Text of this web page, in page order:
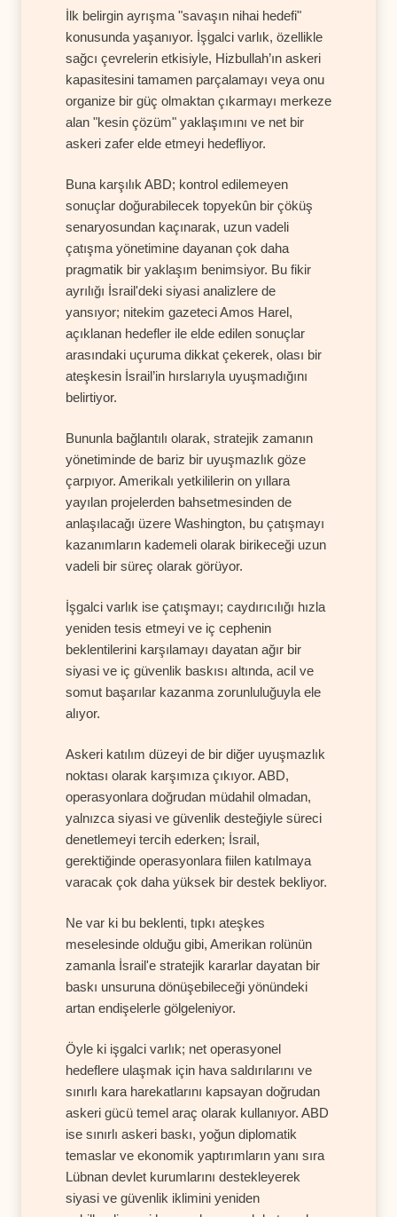
İlk belirgin ayrışma "savaşın nihai hedefi"
konusunda yaşanıyor. İşgalci varlık, özellikle
sağcı çevrelerin etkisiyle, Hizbullah’ın askeri
kapasitesini tamamen parçalamayı veya onu
organize bir güç olmaktan çıkarmayı merkeze
alan "kesin çözüm" yaklaşımını ve net bir
askeri zafer elde etmeyi hedefliyor.
Buna karşılık ABD; kontrol edilemeyen
sonuçlar doğurabilecek topyekûn bir çöküş
senaryosundan kaçınarak, uzun vadeli
çatışma yönetimine dayanan çok daha
pragmatik bir yaklaşım benimsiyor. Bu fikir
ayrılığı İsrail'deki siyasi analizlere de
yansıyor; nitekim gazeteci Amos Harel,
açıklanan hedefler ile elde edilen sonuçlar
arasındaki uçuruma dikkat çekerek, olası bir
ateşkesin İsrail’in hırslarıyla uyuşmadığını
belirtiyor.
Bununla bağlantılı olarak, stratejik zamanın
yönetiminde de bariz bir uyuşmazlık göze
çarpıyor. Amerikalı yetkililerin on yıllara
yayılan projelerden bahsetmesinden de
anlaşılacağı üzere Washington, bu çatışmayı
kazanımların kademeli olarak birikeceği uzun
vadeli bir süreç olarak görüyor.
İşgalci varlık ise çatışmayı; caydırıcılığı hızla
yeniden tesis etmeyi ve iç cephenin
beklentilerini karşılamayı dayatan ağır bir
siyasi ve iç güvenlik baskısı altında, acil ve
somut başarılar kazanma zorunluluğuyla ele
alıyor.
Askeri katılım düzeyi de bir diğer uyuşmazlık
noktası olarak karşımıza çıkıyor. ABD,
operasyonlara doğrudan müdahil olmadan,
yalnızca siyasi ve güvenlik desteğiyle süreci
denetlemeyi tercih ederken; İsrail,
gerektiğinde operasyonlara fiilen katılmaya
varacak çok daha yüksek bir destek bekliyor.
Ne var ki bu beklenti, tıpkı ateşkes
meselesinde olduğu gibi, Amerikan rolünün
zamanla İsrail'e stratejik kararlar dayatan bir
baskı unsuruna dönüşebileceği yönündeki
artan endişelerle gölgeleniyor.
Öyle ki işgalci varlık; net operasyonel
hedeflere ulaşmak için hava saldırılarını ve
sınırlı kara harekatlarını kapsayan doğrudan
askeri gücü temel araç olarak kullanıyor. ABD
ise sınırlı askeri baskı, yoğun diplomatik
temaslar ve ekonomik yaptırımların yanı sıra
Lübnan devlet kurumlarını destekleyerek
siyasi ve güvenlik iklimini yeniden